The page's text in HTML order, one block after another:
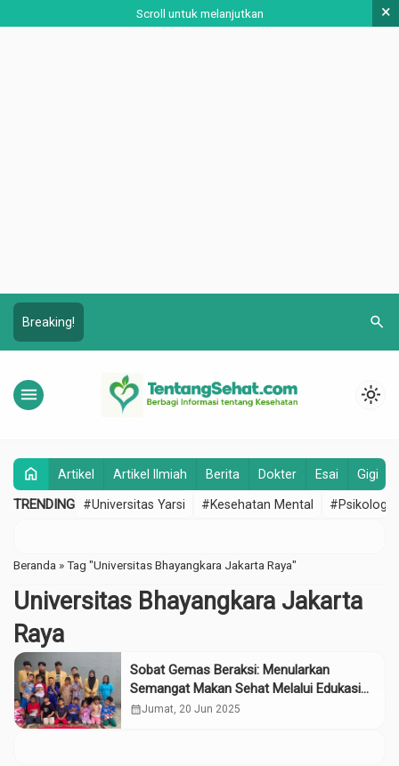
Scroll untuk melanjutkan ×
Breaking! search
menu light_mode
home Artikel Artikel Ilmiah Berita Dokter Esai Gigi
TRENDING #Universitas Yarsi #Kesehatan Mental #Psikologi
Beranda »Tag "Universitas Bhayangkara Jakarta Raya"
Universitas Bhayangkara Jakarta
Raya
Sobat Gemas Beraksi: Menularkan
Semangat Makan Sehat Melalui Edukasi
Kreatif
calendar_monthJumat, 20 Jun 2025